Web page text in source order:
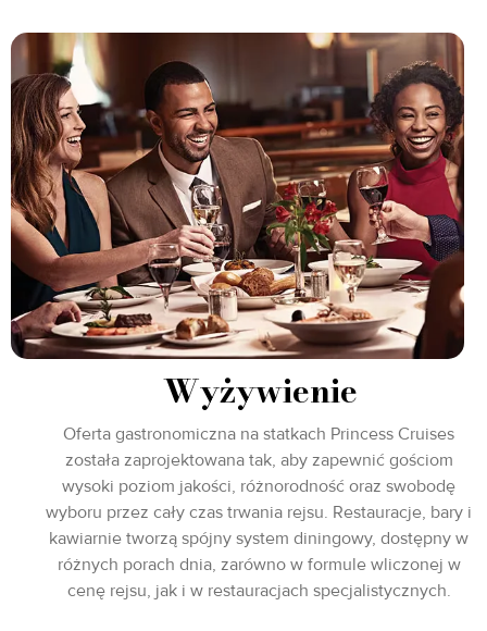
Wyżywienie
Oferta gastronomiczna na statkach Princess Cruises
została zaprojektowana tak, aby zapewnić gościom
wysoki poziom jakości, różnorodność oraz swobodę
wyboru przez cały czas trwania rejsu. Restauracje, bary i
kawiarnie tworzą spójny system diningowy, dostępny w
różnych porach dnia, zarówno w formule wliczonej w
cenę rejsu, jak i w restauracjach specjalistycznych.